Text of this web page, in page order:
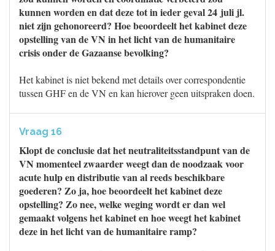
kunnen worden en dat deze tot in ieder geval 24 juli jl.
niet zijn gehonoreerd? Hoe beoordeelt het kabinet deze
opstelling van de VN in het licht van de humanitaire
crisis onder de Gazaanse bevolking?
Het kabinet is niet bekend met details over correspondentie
tussen GHF en de VN en kan hierover geen uitspraken doen.
Vraag 16
Klopt de conclusie dat het neutraliteitsstandpunt van de
VN momenteel zwaarder weegt dan de noodzaak voor
acute hulp en distributie van al reeds beschikbare
goederen? Zo ja, hoe beoordeelt het kabinet deze
opstelling? Zo nee, welke weging wordt er dan wel
gemaakt volgens het kabinet en hoe weegt het kabinet
deze in het licht van de humanitaire ramp?